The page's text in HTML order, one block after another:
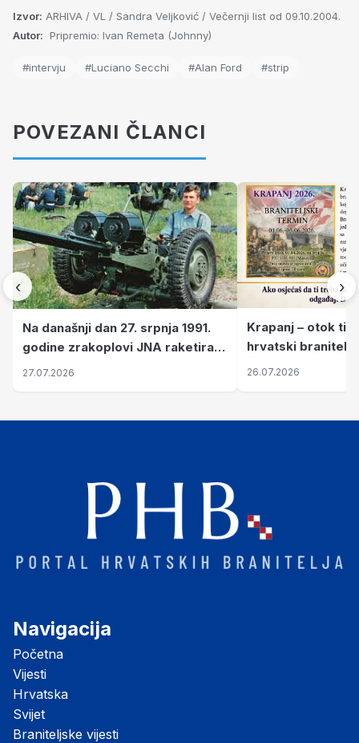
Izvor: ARHIVA / VL / Sandra Veljković / Večernji list od 09.10.2004.
Autor: Pripremio: Ivan Remeta (Johnny)
#intervju #Luciano Secchi #Alan Ford #strip
POVEZANI ČLANCI
‹
Na današnji dan 27. srpnja 1991.
godine zrakoplovi JNA raketirali
su vojarnu i obučni centar "Nikola
27.07.2026
Krapanj – otok
hrvatski branitelji
pronalaze mir
26.07.2026
›
Navigacija
Početna
Vijesti
Hrvatska
Svijet
Braniteljske vijesti